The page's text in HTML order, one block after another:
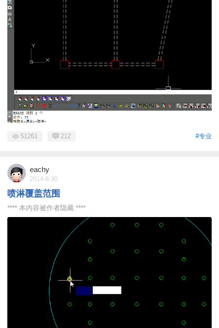
#专业
51261 212
eachy
2014-8-30
喷淋覆盖范围
**** 本内容被作者隐藏 ****